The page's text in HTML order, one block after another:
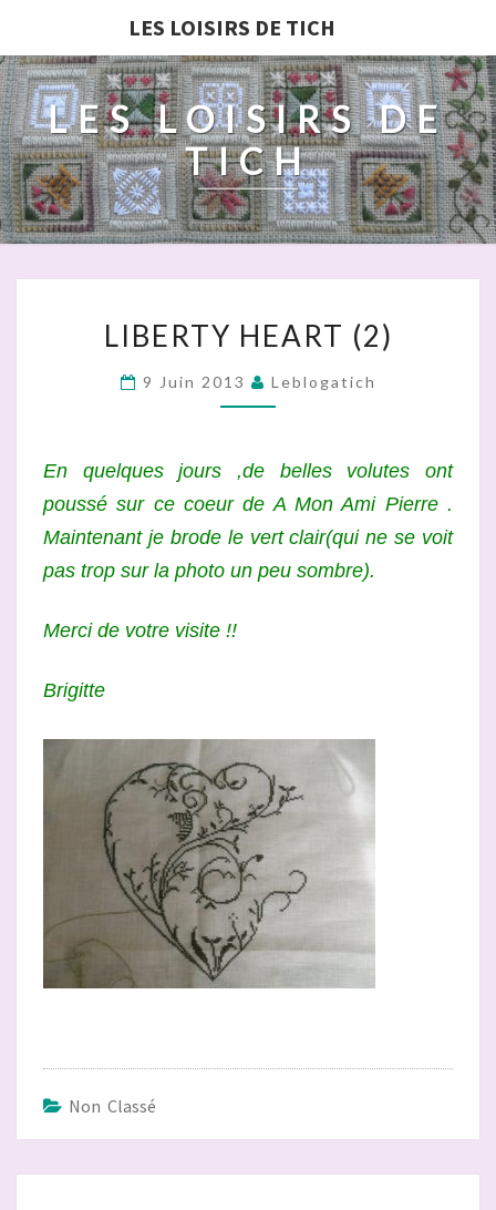
LES LOISIRS DE TICH
LES LOISIRS DE
TICH
HEART
(2)
LIBERTY HEART (2)
9 Juin 2013 Leblogatich
En quelques jours ,de belles volutes ont
poussé sur ce coeur de A Mon Ami Pierre .
Maintenant je brode le vert clair(qui ne se voit
pas trop sur la photo un peu sombre).
Merci de votre visite !!
Brigitte
Non Classé